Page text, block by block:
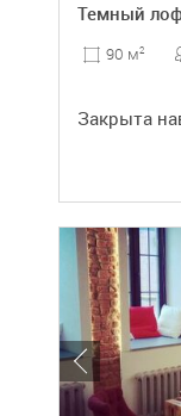
Темный
90 м2
Закрыта